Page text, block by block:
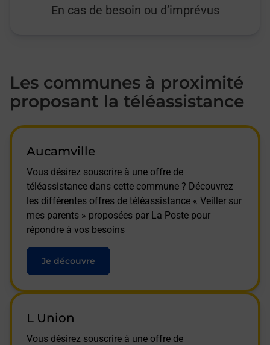
En cas de besoin ou d’imprévus
Les communes à proximité
proposant la téléassistance
Aucamville
Vous désirez souscrire à une offre de
téléassistance dans cette commune ? Découvrez
les différentes offres de téléassistance « Veiller sur
mes parents » proposées par La Poste pour
répondre à vos besoins
Je découvre
L Union
Vous désirez souscrire à une offre de